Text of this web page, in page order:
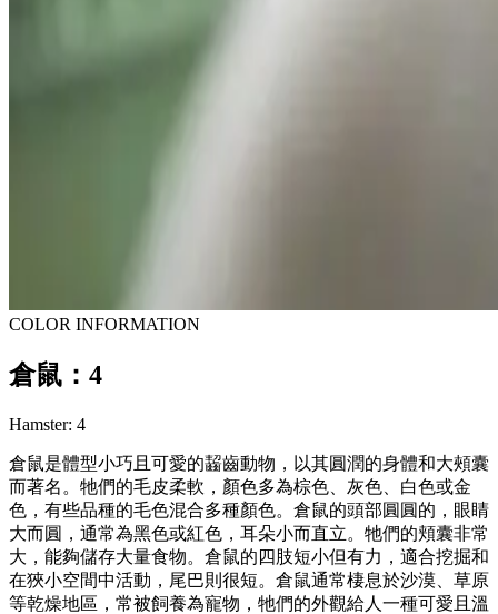
COLOR INFORMATION
倉鼠：4
Hamster: 4
倉鼠是體型小巧且可愛的齧齒動物，以其圓潤的身體和大頰囊
而著名。牠們的毛皮柔軟，顏色多為棕色、灰色、白色或金
色，有些品種的毛色混合多種顏色。倉鼠的頭部圓圓的，眼睛
大而圓，通常為黑色或紅色，耳朵小而直立。牠們的頬囊非常
大，能夠儲存大量食物。倉鼠的四肢短小但有力，適合挖掘和
在狹小空間中活動，尾巴則很短。倉鼠通常棲息於沙漠、草原
等乾燥地區，常被飼養為寵物，牠們的外觀給人一種可愛且溫